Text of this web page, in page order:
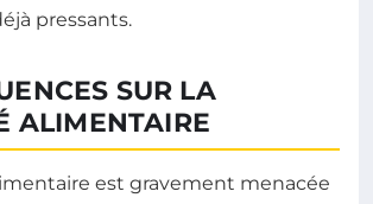
pressants.
SUR LA
ALIMENTAIRE
est gravement menacée